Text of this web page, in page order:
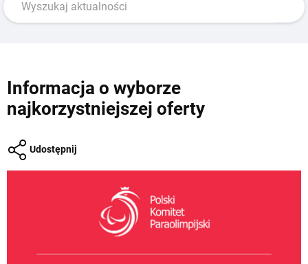
Informacja o wyborze
najkorzystniejszej oferty
Udostępnij